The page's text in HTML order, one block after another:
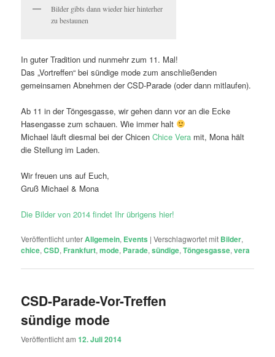
Bilder gibts dann wieder hier hinterher
zu bestaunen
In guter Tradition und nunmehr zum 11. Mal!
Das „Vortreffen“ bei sündige mode zum anschließenden
gemeinsamen Abnehmen der CSD-Parade (oder dann mitlaufen).
Ab 11 in der Töngesgasse, wir gehen dann vor an die Ecke
Hasengasse zum schauen. Wie immer halt
Michael läuft diesmal bei der ChicenChice Vera mit, Mona hält
die Stellung im Laden.
Wir freuen uns auf Euch,
Gruß Michael & Mona
Die Bilder von 2014 findet Ihr übrigens hier!
Veröffentlicht unterAllgemein, Events |Verschlagwortet mit Bilder,
chice,CSD, Frankfurt,mode, Parade,sündige,Töngesgasse,vera
CSD-Parade-Vor-Treffen
sündige mode
Veröffentlicht am12. Juli 2014